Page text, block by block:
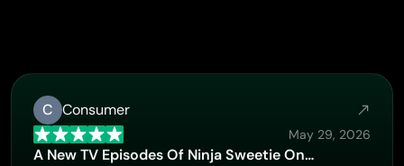
C Consumer
May 29, 2026
A New TV Episodes Of Ninja Sweetie On…